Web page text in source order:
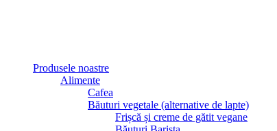
Produsele noastre
Alimente
Cafea
Băuturi vegetale (alternative de lapte)
Frișcă și creme de gătit vegane